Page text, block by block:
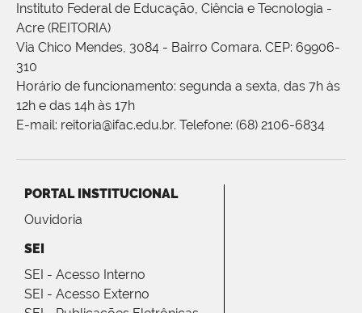
Instituto Federal de Educação, Ciência e Tecnologia -
Acre (REITORIA)
Via Chico Mendes, 3084 - Bairro Comara. CEP: 69906-
310
Horário de funcionamento: segunda a sexta, das 7h às
12h e das 14h às 17h
E-mail: reitoria@ifac.edu.br. Telefone: (68) 2106-6834
PORTAL INSTITUCIONAL
Ouvidoria
SEI
SEI - Acesso Interno
SEI - Acesso Externo